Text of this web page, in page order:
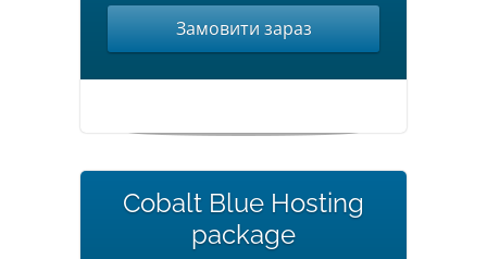
Замовити зараз
Cobalt Blue Hosting
package